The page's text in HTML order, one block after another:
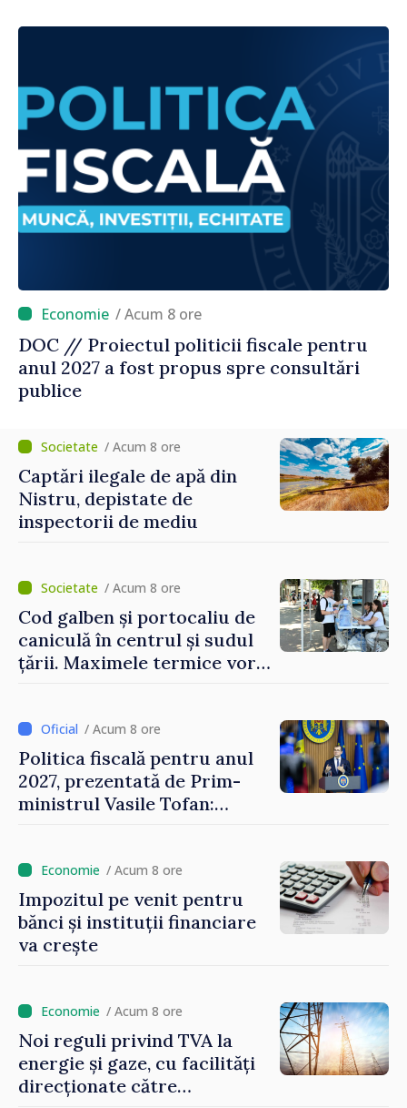
/ Acum 8 ore
DOC // Proiectul politicii fiscale pentru
anul 2027 a fost propus spre consultări
publice
/ Acum 8 ore
Captări ilegale de apă din
Nistru, depistate de
inspectorii de mediu
/ Acum 8 ore
Cod galben și portocaliu de
caniculă în centrul și sudul
țării. Maximele termice vor
/ Acum 8 ore
Politica fiscală pentru anul
2027, prezentată de Prim-
ministrul Vasile Tofan:
taxare mai echitabilă
/ Acum 8 ore
Impozitul pe venit pentru
bănci și instituții financiare
va crește
/ Acum 8 ore
Noi reguli privind TVA la
energie și gaze, cu facilități
direcționate către